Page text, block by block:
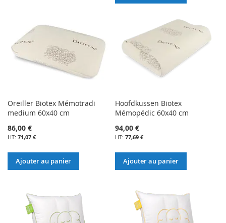
Oreiller Biotex Mémotradi
medium 60x40 cm
86,00 €
71,07 €
Ajouter au panier
Hoofdkussen Biotex
Mémopédic 60x40 cm
94,00 €
77,69 €
Ajouter au panier